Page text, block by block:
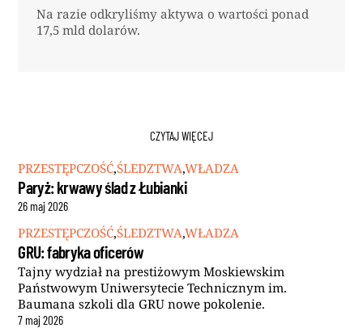
Na razie odkryliśmy aktywa o wartości ponad
17,5 mld dolarów.
CZYTAJ WIĘCEJ
PRZESTĘPCZOŚĆ,ŚLEDZTWA,WŁADZA
Paryż: krwawy ślad z Łubianki
26 maj2026
PRZESTĘPCZOŚĆ,ŚLEDZTWA,WŁADZA
GRU: fabryka oficerów
Tajny wydział na prestiżowym Moskiewskim
Państwowym Uniwersytecie Technicznym im.
Baumana szkoli dla GRU nowe pokolenie.
7 maj2026